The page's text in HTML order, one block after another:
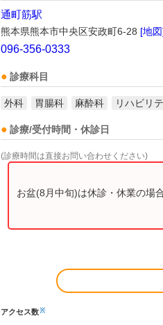
通町筋駅
熊本県熊本市中央区安政町6-28 [地
096-356-0333
診療科目
外科 胃腸科 麻酔科 リハビリ
診療/受付時間・休診日
(診療時間は直接お問い合わせください)
お盆(8月中旬)は休診・休業の場
アクセス数※